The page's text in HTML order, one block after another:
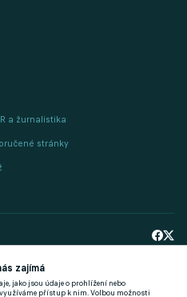
a žurnalistika
stránky
zajímá
jako jsou údaje o prohlížení nebo
přístup k nim. Volbou možnosti